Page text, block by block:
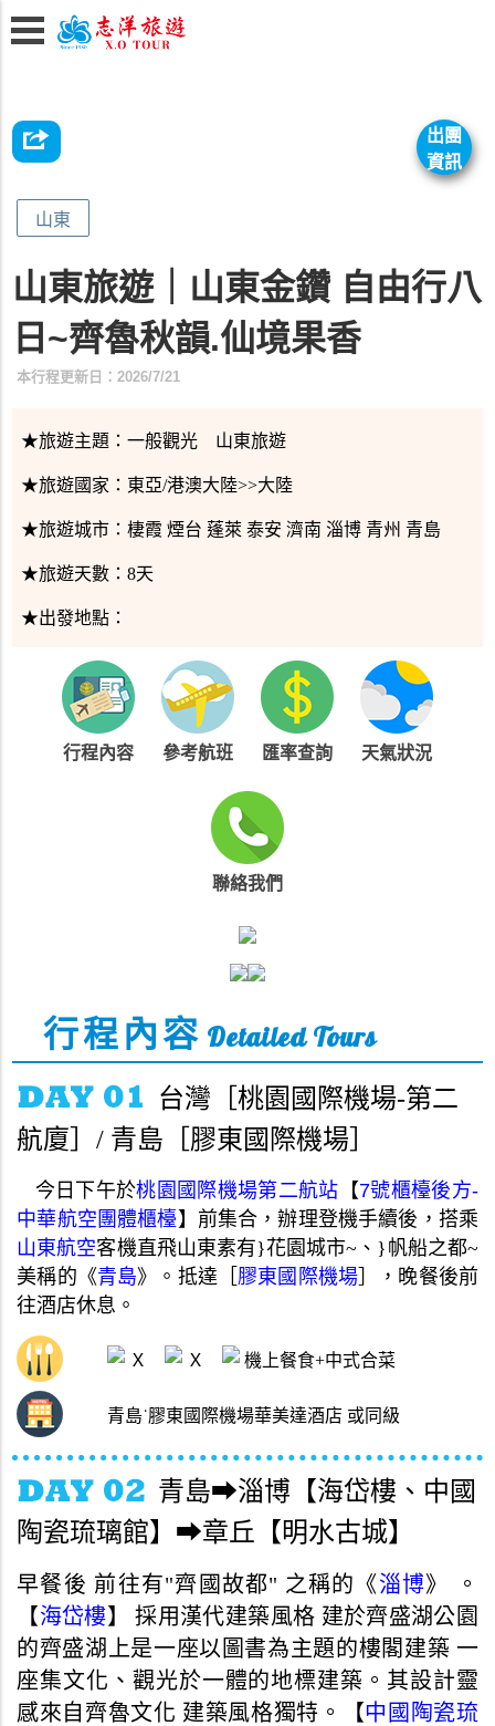
出團
資訊
山東
山東旅遊｜山東金鑽 自由行八
日~齊魯秋韻.仙境果香
本行程更新日：2026/7/21
★旅遊主題：一般觀光 山東旅遊
★旅遊國家： 東亞/港澳大陸>>大陸
★旅遊城市：棲霞 煙台 蓬萊 泰安 濟南 淄博 青州 青島
★旅遊天數：8天
★出發地點：
行程內容 參考航班 匯率查詢 天氣狀況
聯絡我們
行程內容 Detailed Tours
台灣［桃園國際機場-第二
航廈］/ 青島［膠東國際機場］
今日下午於桃園國際機場第二航站 【7號櫃檯後方-
中華航空團體櫃檯】 前集合 ，辦理登機手續後 ， 搭乘
山東航空客機直飛山東素有}花園城市~ 、 } 帆船之都~
美稱的《青島》 。 抵達［ 膠東國際機場 ］， 晚餐後前
往酒店休息 。
Ｘ Ｘ 機上餐食+中式合菜
青島˙膠東國際機場華美達酒店 或同級
青島➡淄博【海岱樓、中國
陶瓷琉璃館】➡章丘【明水古城】
早餐後 前往有"齊國故都" 之稱的《淄博》 。
【海岱樓】 採用漢代建築風格 建於齊盛湖公園
的齊盛湖上是一座以圖書為主題的樓閣建築 一
座集文化、觀光於一體的地標建築。其設計靈
感來自齊魯文化 建築風格獨特。【中國陶瓷琉